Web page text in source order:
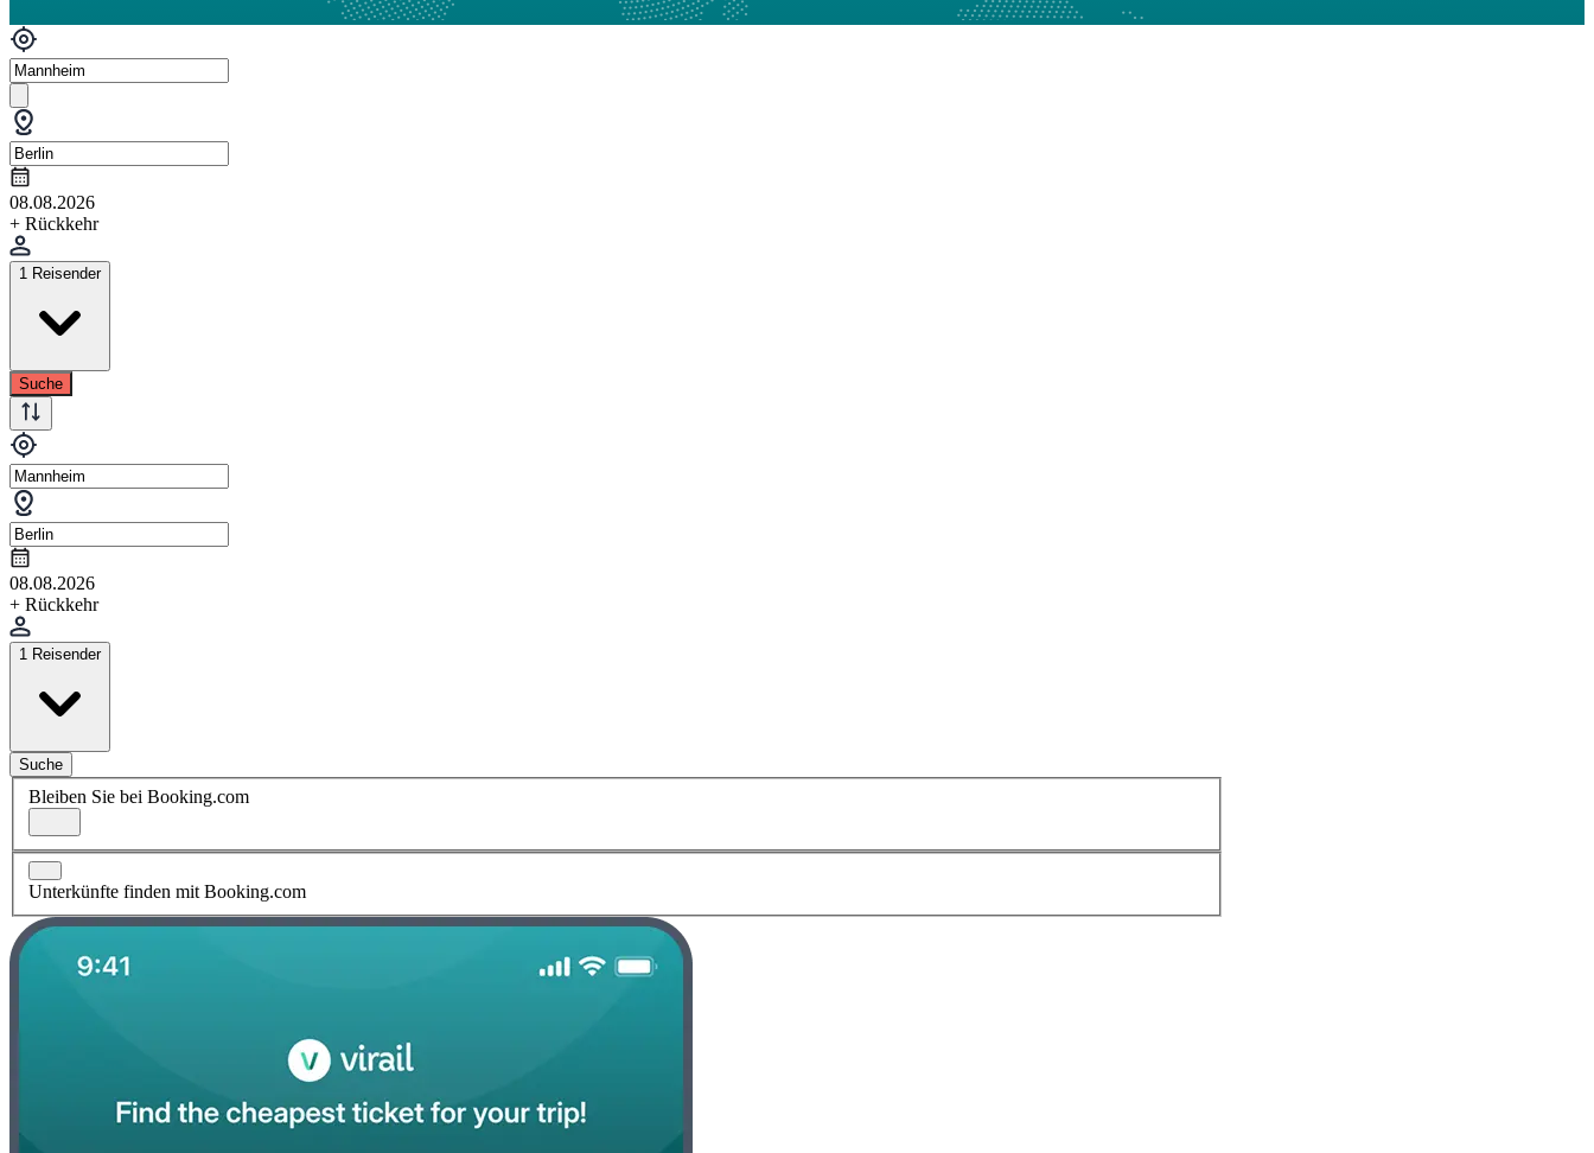
08.08.2026
+ Rückkehr
1 Reisender
Suche
08.08.2026
+ Rückkehr
1 Reisender
Suche
Bleiben Sie bei Booking.com
Unterkünfte finden mit Booking.com